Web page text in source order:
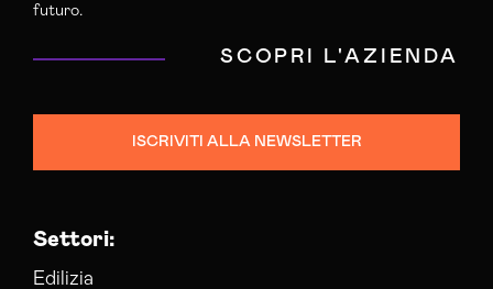
futuro.
SCOPRI L'AZIENDA
ISCRIVITI ALLA NEWSLETTER
Settori:
Edilizia